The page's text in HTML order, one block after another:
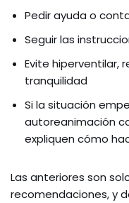
Pedir ayuda o
Seguir las
Evite hiperventilar,
tranquilidad
Si la situación
autoreanimación
expliquen cómo
Las anteriores son
recomendaciones, y